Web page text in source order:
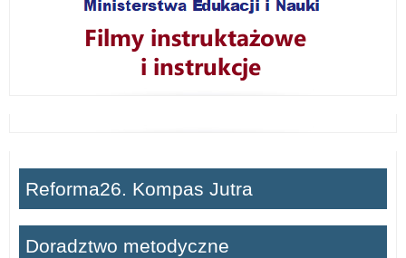
2021/2022
Reforma26. Kompas Jutra
Doradztwo metodyczne